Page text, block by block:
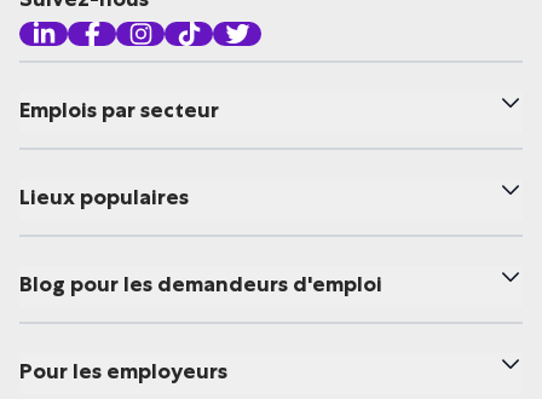
Emplois par secteur
Lieux populaires
Blog pour les demandeurs d'emploi
Pour les employeurs